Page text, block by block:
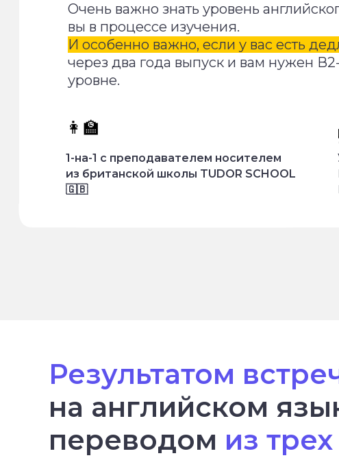
Очень важно знать уровень
вы в процессе изучения.
И особенно важно, если у вас есть
через два года выпуск и вам нужен
уровне.
1-на-1 с преподавателем носителем
из британской школы TUDOR SCHOOL
🇬🇧
👩‍🏫
Результатом
на анг лийском
переводом из